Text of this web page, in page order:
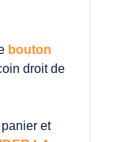
bouton
droit de
et